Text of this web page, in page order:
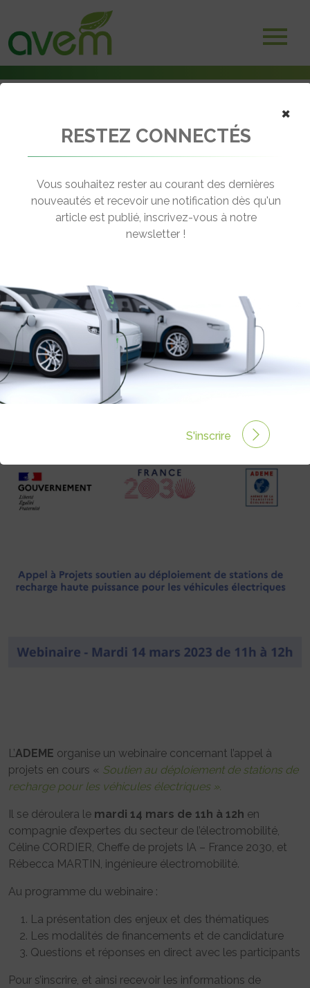
Webinaire ADEME | IRVE Soutien au déploiement de stations de
recharge pour les véhicules électriques
← Revenir à l'agenda
WEBINAIRE ADEME | IRVE
VÉHICULES ÉLECTRIQUES
INFOS
contact@france-innovation.fr
L’ADEME organise un webinaire concernant l’appel à
projets en cours « Soutien au déploiement de stations de
recharge pour les véhicules électriques ».
Il se déroulera le mardi 14 mars de 11h à 12h en
compagnie d’expertes du secteur de l’électromobilité,
Céline CORDIER, Cheffe de projets IA – France 2030, et
Rébecca MARTIN, ingénieure électromobilité.
Au programme du webinaire :
La présentation des enjeux et des thématiques
Les modalités de financements et de candidature
Questions et réponses en direct avec les participants
Pour s’inscrire, et ainsi recevoir les informations de
×
RESTEZ CONNECTÉS
Vous souhaitez rester au courant des dernières
nouveautés et recevoir une notification dès qu'un
article est publié, inscrivez-vous à notre
newsletter !
S'inscrire